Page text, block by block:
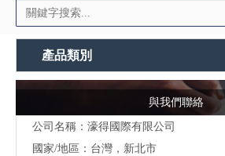
產品類別
與我們聯絡
公司名稱：濠得國際有限公司
國家/地區：台灣，新北市